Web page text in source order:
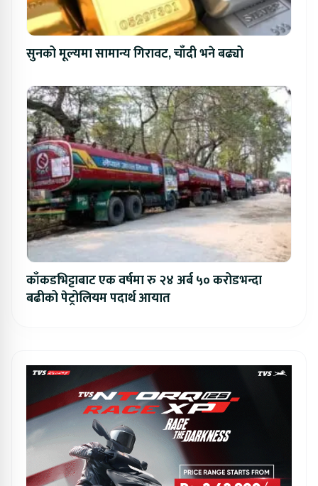
सुनको मूल्यमा सामान्य गिरावट, चाँदी भने बढ्यो
काँकडभिट्टाबाट एक वर्षमा रु २४ अर्ब ५० करोडभन्दा
बढीको पेट्रोलियम पदार्थ आयात